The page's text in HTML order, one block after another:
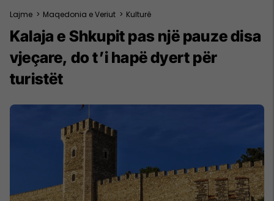
Lajme > Maqedonia e Veriut > Kulturë
Kalaja e Shkupit pas një pauze disa
vjeçare, do t’i hapë dyert për
turistët